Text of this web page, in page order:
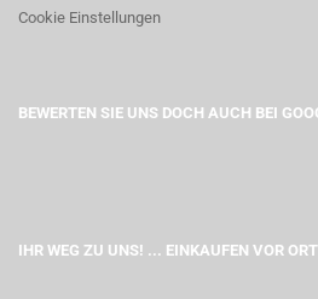
Cookie Einstellungen
BEWERTEN SIE UNS DOCH AUCH BEI
IHR WEG ZU UNS! ... EINKAUFEN VOR